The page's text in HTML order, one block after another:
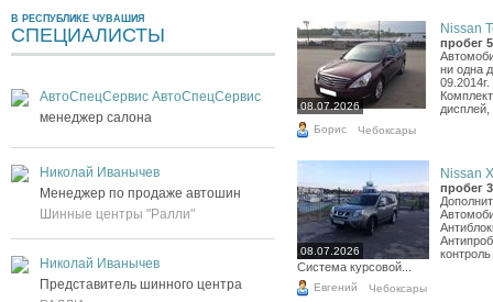
В РЕСПУБЛИКЕ ЧУВАШИЯ
СПЕЦИАЛИСТЫ
АвтоСпецСервис АвтоСпецСервис
менеджер салона
Николай Иванычев
Менеджер по продаже автошин
Шинные центры "Ралли"
Николай Иванычев
Представитель шинного центра
08.07.2026
Nissan
пробег
ни одна
Борис Чебоксары
08.07.2026
Nissan
пробег
Система курсовой...
Евгений Чебоксары